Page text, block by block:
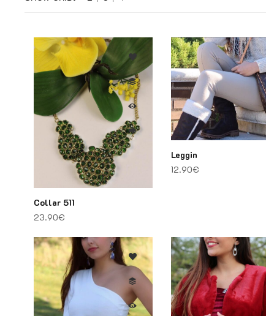
Collar 511
23.90€
Leggin
12.90€